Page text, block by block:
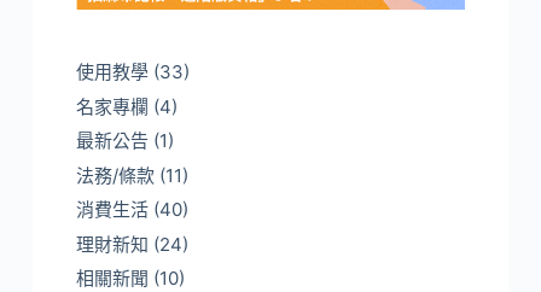
使用教學(33)
名家專欄 (4)
最新公告(1)
法務/條款(11)
消費生活(40)
理財新知 (24)
相關新聞 (10)